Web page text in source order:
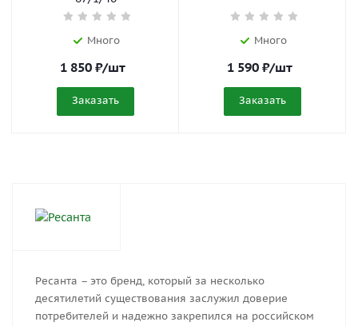
Много
1 850 ₽/шт
Заказать
Много
1 590 ₽/шт
Заказать
Ресанта – это бренд, который за несколько
десятилетий существования заслужил доверие
потребителей и надежно закрепился на российском